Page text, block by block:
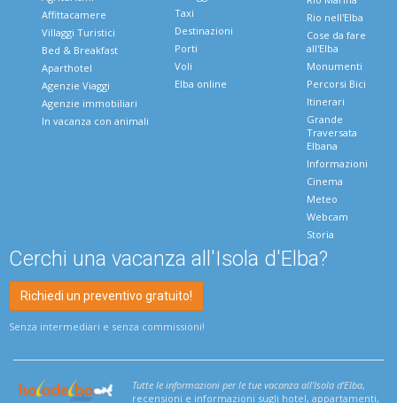
Affittacamere
Villaggi Turistici
Bed & Breakfast
Aparthotel
Agenzie Viaggi
Agenzie immobiliari
In vacanza con animali
Taxi
Destinazioni
Porti
Voli
Elba online
Rio nell'Elba
Cose da fare
all'Elba
Monumenti
Percorsi Bici
Itinerari
Grande
Traversata
Elbana
Informazioni
Cinema
Meteo
Webcam
Storia
Cerchi una vacanza all'Isola d'Elba?
Richiedi un preventivo gratuito!
Senza intermediari e senza commissioni!
Tutte le informazioni per le tue vacanza all'Isola d'Elba,
recensioni e informazioni sugli hotel, appartamenti,